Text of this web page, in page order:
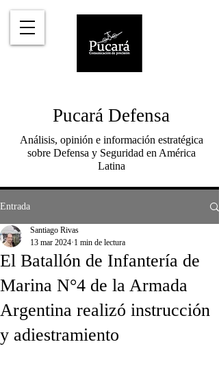
Pucará Defensa
Análisis, opinión e información estratégica
sobre Defensa y Seguridad en América
Latina
Entrada
El Batallón de Infantería de
Marina N°4 de la Armada
Argentina realizó instrucción
y adiestramiento
Santiago Rivas
13 mar 2024 1 min de lectura